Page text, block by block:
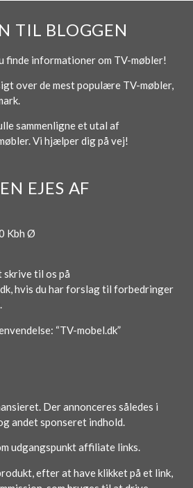
TIL BLOGGEN
finde informationer om TV-møbler!
over de mest populære TV-møbler,
sammenligne et utal af
Vi hjælper dig på vej!
EJES AF
Kbh Ø
skrive til os på
hvis du har forslag til forbedringer
“TV-mobel.dk”
Der annonceres således i
andet sponseret indhold.
udgangspunkt affiliate links.
efter at have klikket på et link,